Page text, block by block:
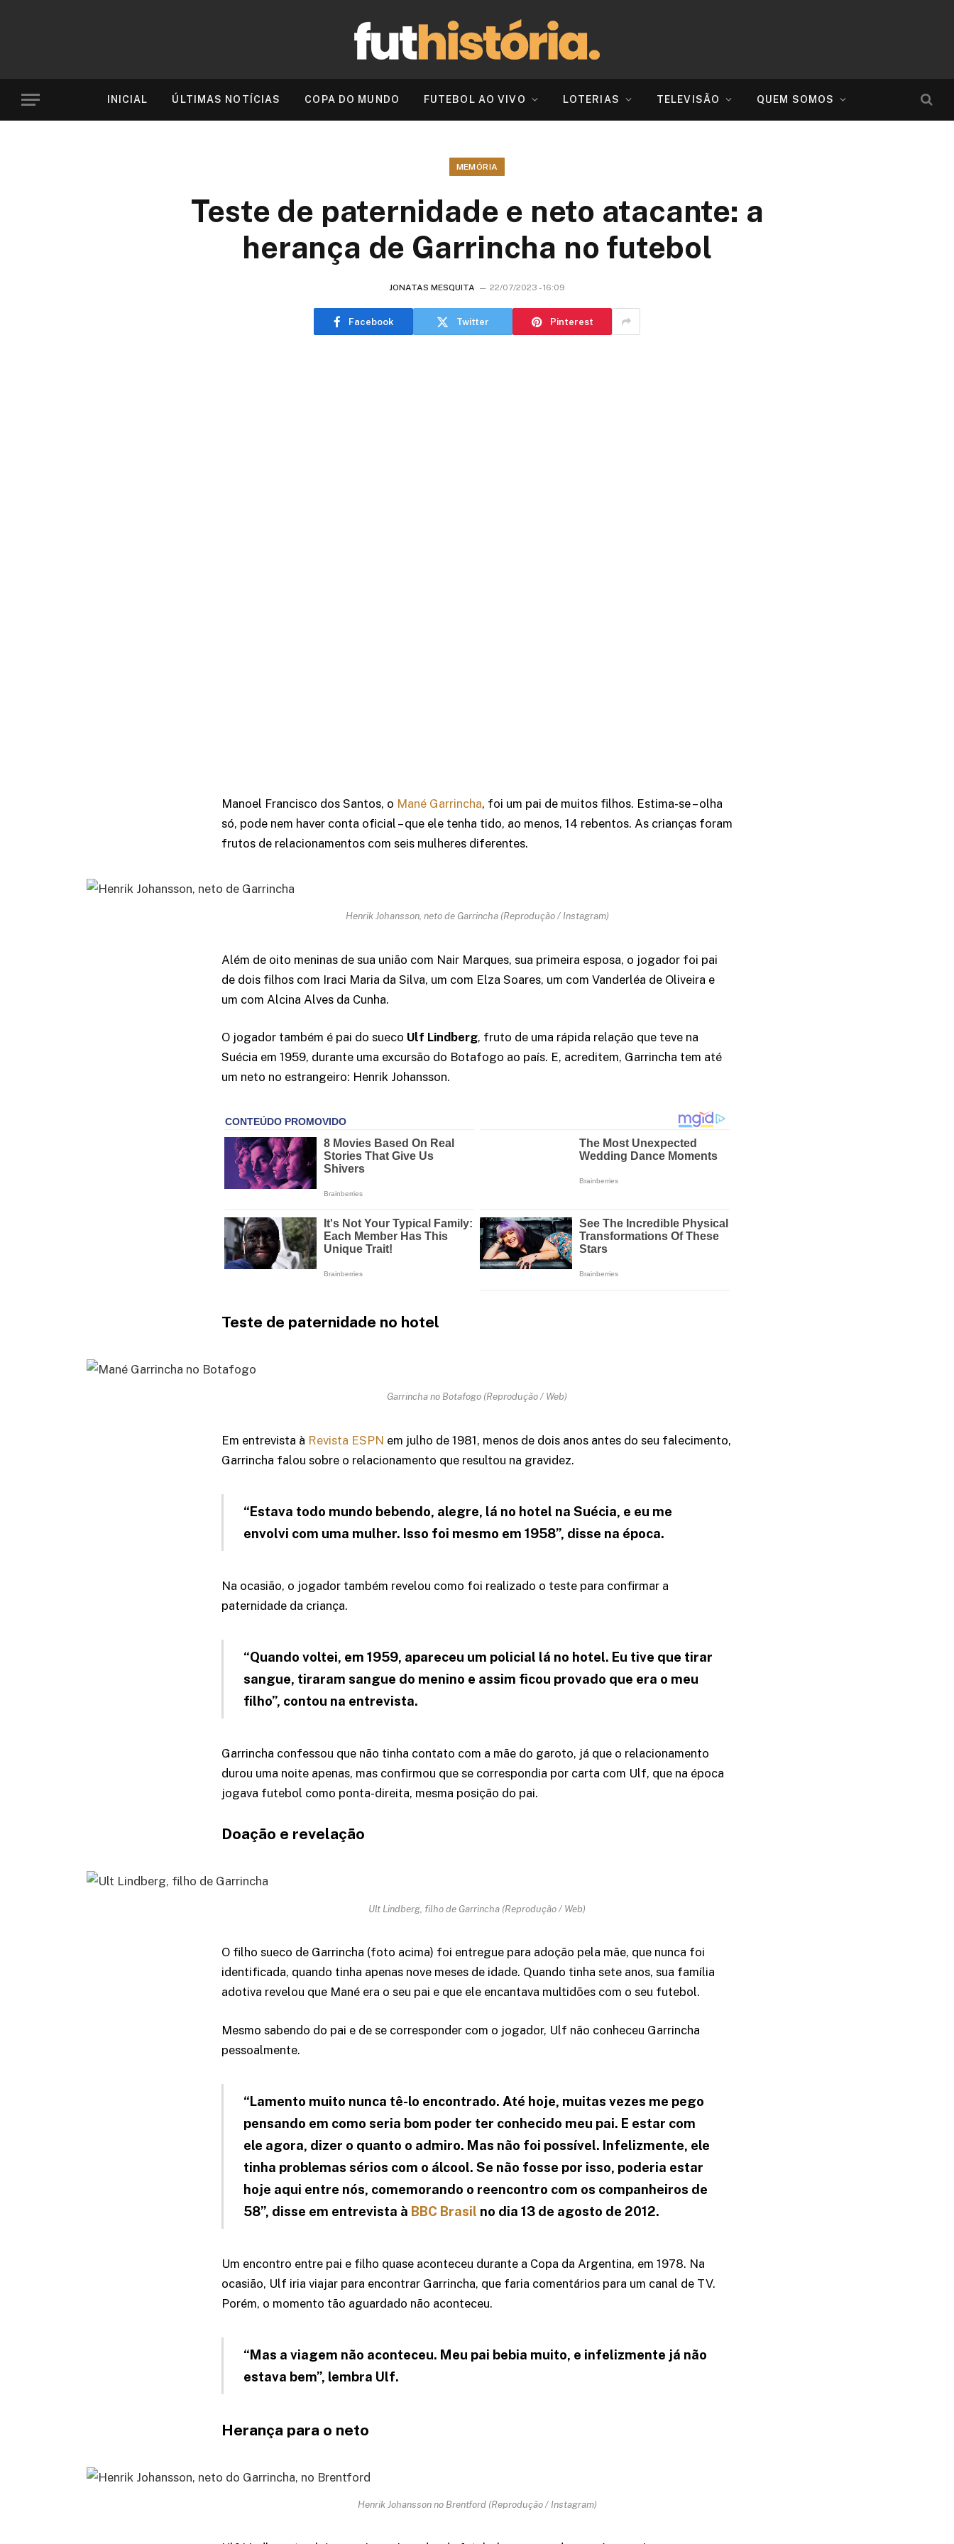
INICIAL ÚLTIMAS NOTÍCIAS COPA DO MUNDO FUTEBOL AO VIVO LOTERIAS TELEVISÃO QUEM SOMOS
MEMÓRIA
Teste de paternidade e neto atacante: a
herança de Garrincha no futebol
JONATAS MESQUITA 22/07/2023 - 16:09
Facebook Twitter Pinterest
Manoel Francisco dos Santos, o Mané Garrincha, foi um pai de muitos filhos. Estima-se – olha
só, pode nem haver conta oficial – que ele tenha tido, ao menos, 14 rebentos. As crianças foram
frutos de relacionamentos com seis mulheres diferentes.
Henrik Johansson, neto de Garrincha (Reprodução / Instagram)
Além de oito meninas de sua união com Nair Marques, sua primeira esposa, o jogador foi pai
de dois filhos com Iraci Maria da Silva, um com Elza Soares, um com Vanderléa de Oliveira e
um com Alcina Alves da Cunha.
O jogador também é pai do sueco Ulf Lindberg, fruto de uma rápida relação que teve na
Suécia em 1959, durante uma excursão do Botafogo ao país. E, acreditem, Garrincha tem até
um neto no estrangeiro: Henrik Johansson.
Teste de paternidade no hotel
Garrincha no Botafogo (Reprodução / Web)
Em entrevista à Revista ESPN em julho de 1981, menos de dois anos antes do seu falecimento,
Garrincha falou sobre o relacionamento que resultou na gravidez.
“Estava todo mundo bebendo, alegre, lá no hotel na Suécia, e eu me
envolvi com uma mulher. Isso foi mesmo em 1958”, disse na época.
Na ocasião, o jogador também revelou como foi realizado o teste para confirmar a
paternidade da criança.
“Quando voltei, em 1959, apareceu um policial lá no hotel. Eu tive que tirar
sangue, tiraram sangue do menino e assim ficou provado que era o meu
filho”, contou na entrevista.
Garrincha confessou que não tinha contato com a mãe do garoto, já que o relacionamento
durou uma noite apenas, mas confirmou que se correspondia por carta com Ulf, que na época
jogava futebol como ponta-direita, mesma posição do pai.
Doação e revelação
Ult Lindberg, filho de Garrincha (Reprodução / Web)
O filho sueco de Garrincha (foto acima) foi entregue para adoção pela mãe, que nunca foi
identificada, quando tinha apenas nove meses de idade. Quando tinha sete anos, sua família
adotiva revelou que Mané era o seu pai e que ele encantava multidões com o seu futebol.
Mesmo sabendo do pai e de se corresponder com o jogador, Ulf não conheceu Garrincha
pessoalmente.
“Lamento muito nunca tê-lo encontrado. Até hoje, muitas vezes me pego
pensando em como seria bom poder ter conhecido meu pai. E estar com
ele agora, dizer o quanto o admiro. Mas não foi possível. Infelizmente, ele
tinha problemas sérios com o álcool. Se não fosse por isso, poderia estar
hoje aqui entre nós, comemorando o reencontro com os companheiros de
58”, disse em entrevista à BBC Brasil no dia 13 de agosto de 2012.
Um encontro entre pai e filho quase aconteceu durante a Copa da Argentina, em 1978. Na
ocasião, Ulf iria viajar para encontrar Garrincha, que faria comentários para um canal de TV.
Porém, o momento tão aguardado não aconteceu.
“Mas a viagem não aconteceu. Meu pai bebia muito, e infelizmente já não
estava bem”, lembra Ulf.
Herança para o neto
Henrik Johansson no Brentford (Reprodução / Instagram)